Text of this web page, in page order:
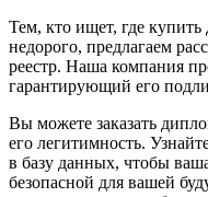
Тем, кто ищет, где
недорого, предлагаем
реестр. Наша компания
гарантирующий его
Вы можете заказать
его легитимность.
в базу данных, чтобы
безопасной для вашей